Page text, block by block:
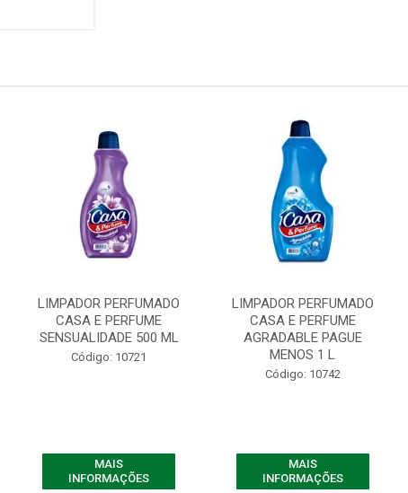
LIMPADOR PERFUMADO
CASA E PERFUME
SENSUALIDADE 500 ML
Código: 10721
MAIS
INFORMAÇÕES
LIMPADOR PERFUMADO
CASA E PERFUME
AGRADABLE PAGUE
MENOS 1 L
Código: 10742
MAIS
INFORMAÇÕES